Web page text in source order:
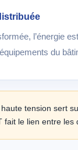
l’énergie
du
haute tension sert
fait le lien entre les